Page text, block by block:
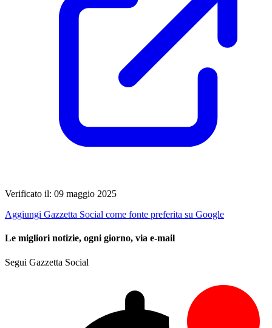
Verificato il: 09 maggio 2025
Aggiungi Gazzetta Social come fonte preferita su Google
Le migliori notizie, ogni giorno, via e-mail
Segui Gazzetta Social